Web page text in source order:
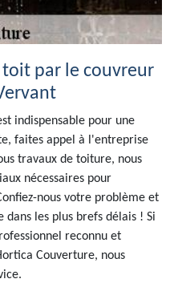
par le couvreur
indispensable pour une
faites appel à l'entreprise
travaux de toiture, nous
nécessaires pour
nous votre problème et
les plus brefs délais ! Si
reconnu et
Couverture, nous